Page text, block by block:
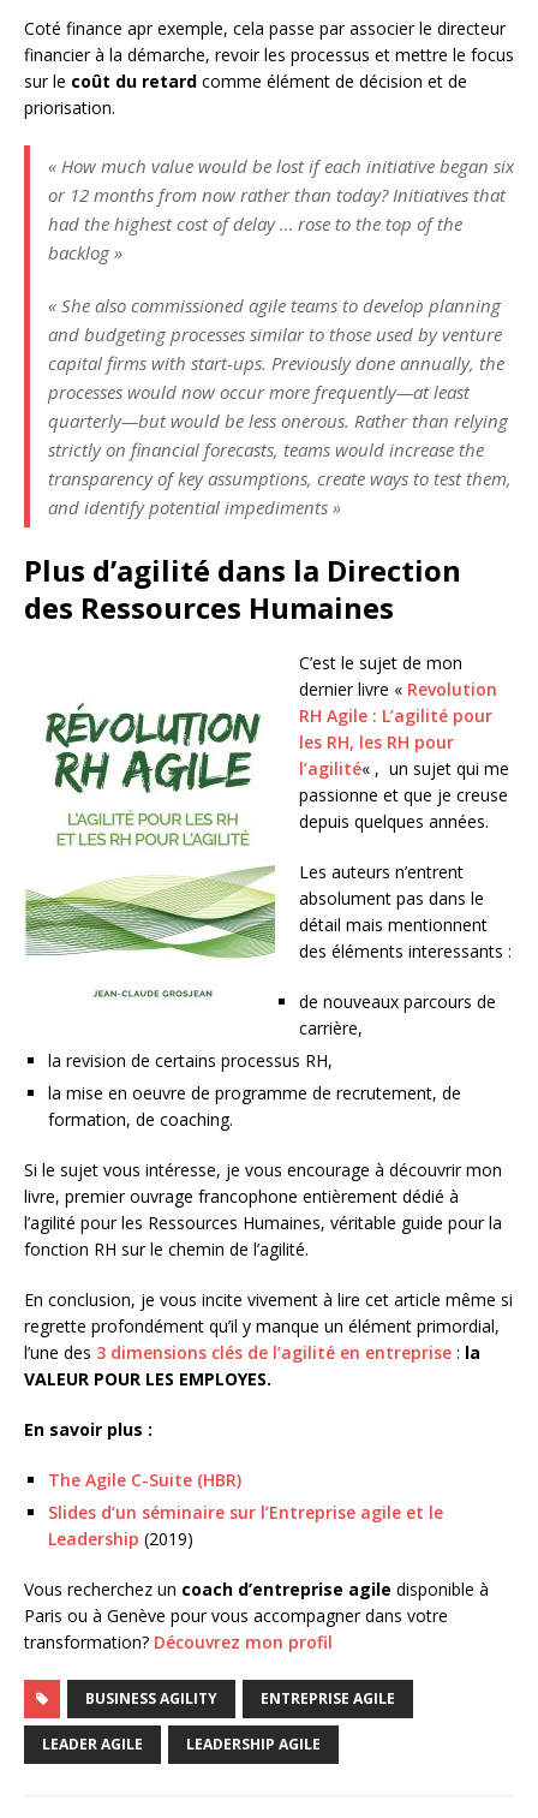
Coté finance apr exemple, cela passe par associer le directeur
financier à la démarche, revoir les processus et mettre le focus
sur le coût du retard comme élément de décision et de
priorisation.
« How much value would be lost if each initiative began six
or 12 months from now rather than today? Initiatives that
had the highest cost of delay … rose to the top of the
backlog »
« She also commissioned agile teams to develop planning
and budgeting processes similar to those used by venture
capital firms with start-ups. Previously done annually, the
processes would now occur more frequently—at least
quarterly—but would be less onerous. Rather than relying
strictly on financial forecasts, teams would increase the
transparency of key assumptions, create ways to test them,
and identify potential impediments »
Plus d’agilité dans la Direction
des Ressources Humaines
C’est le sujet de mon
dernier livre « Revolution
RH Agile : L’agilité pour
les RH, les RH pour
l’agilité« , un sujet qui me
passionne et que je creuse
depuis quelques années.
Les auteurs n’entrent
absolument pas dans le
détail mais mentionnent
des éléments interessants :
de nouveaux parcours de
carrière,
la revision de certains processus RH,
la mise en oeuvre de programme de recrutement, de
formation, de coaching.
Si le sujet vous intéresse, je vous encourage à découvrir mon
livre, premier ouvrage francophone entièrement dédié à
l’agilité pour les Ressources Humaines, véritable guide pour la
fonction RH sur le chemin de l’agilité.
En conclusion, je vous incite vivement à lire cet article même si
regrette profondément qu’il y manque un élément primordial,
l’une des 3 dimensions clés de l’agilité en entreprise : la
VALEUR POUR LES EMPLOYES.
En savoir plus :
The Agile C-Suite (HBR)
Slides d’un séminaire sur l’Entreprise agile et le
Leadership (2019)
Vous recherchez un coach d’entreprise agile disponible à
Paris ou à Genève pour vous accompagner dans votre
transformation? Découvrez mon profil
BUSINESS AGILITY ENTREPRISE AGILE
LEADER AGILE LEADERSHIP AGILE